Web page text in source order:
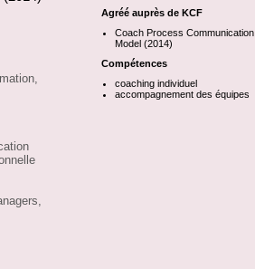
Agréé auprès de KCF
Coach Process Communication
Model (2014)
Compétences
coaching individuel
accompagnement des équipes